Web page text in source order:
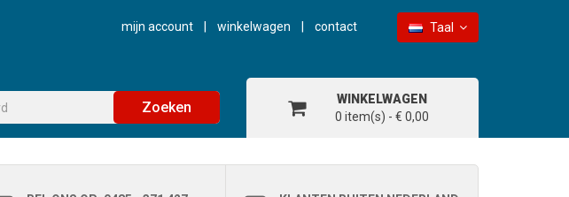
mijn account winkelwagen contact Taal
Zoeken
WINKELWAGEN
0 item(s) - € 0,00